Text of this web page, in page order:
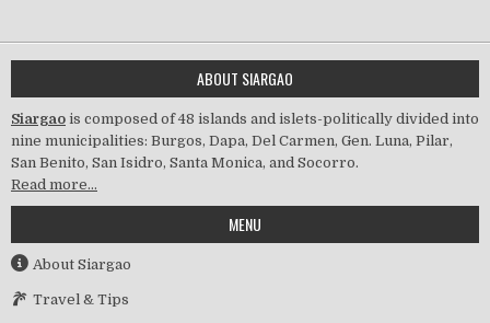
ABOUT SIARGAO
Siargao is composed of 48 islands and islets-politically divided into
nine municipalities: Burgos, Dapa, Del Carmen, Gen. Luna, Pilar,
San Benito, San Isidro, Santa Monica, and Socorro.
Read more…
MENU
About Siargao
Travel & Tips